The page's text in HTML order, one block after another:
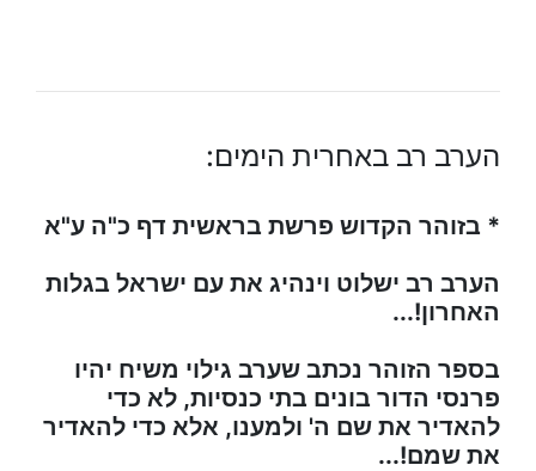
הערב רב באחרית הימים:
* בזוהר הקדוש פרשת בראשית דף כ"ה ע"א
הערב רב ישלוט וינהיג את עם ישראל בגלות
האחרון!...
בספר הזוהר נכתב שערב גילוי משיח יהיו
פרנסי הדור בונים בתי כנסיות, לא כדי
להאדיר את שם ה' ולמענו, אלא כדי להאדיר
את שמם!...